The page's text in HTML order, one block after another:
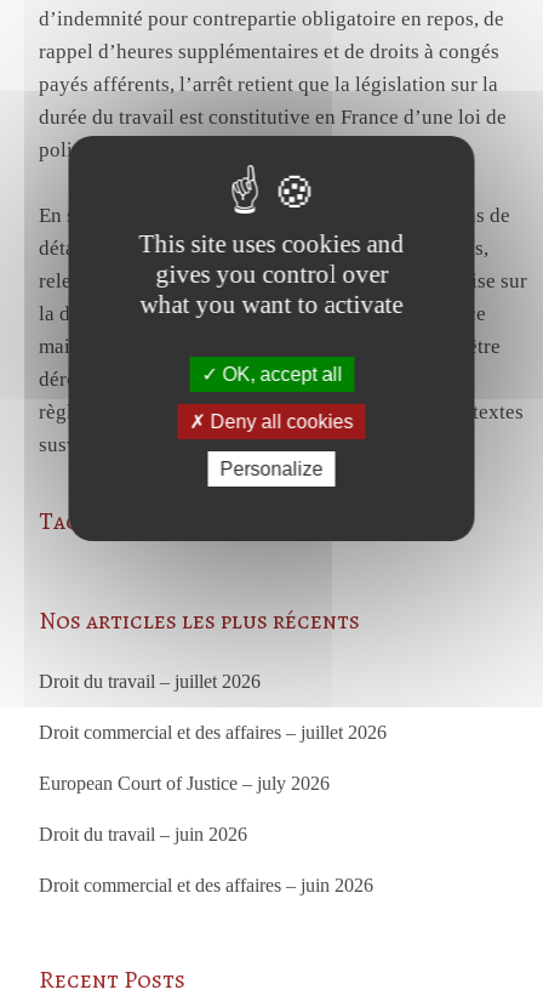
d’indemnité pour contrepartie obligatoire en repos, de
rappel d’heures supplémentaires et de droits à congés
payés afférents, l’arrêt retient que la législation sur la
durée du travail est constitutive en France d’une loi de
police.
En statuant ainsi, alors que, en dehors des situations de
détachement de travailleurs sur le territoire français,
relevant de la directive 96/71, la législation française sur
la durée du travail ne constitue pas une loi de police
mais relève des dispositions auxquelles il ne peut être
dérogé par accord au sens de l’article 8, § 1, du
règlement n° 593/2008, la cour d’appel a violé les textes
susvisés.
Tags:
Nos articles les plus récents
Droit du travail – juillet 2026
Droit commercial et des affaires – juillet 2026
European Court of Justice – july 2026
Droit du travail – juin 2026
Droit commercial et des affaires – juin 2026
Recent Posts
This site uses cookies and
gives you control over
what you want to activate
OK, accept all
Deny all cookies
Personalize